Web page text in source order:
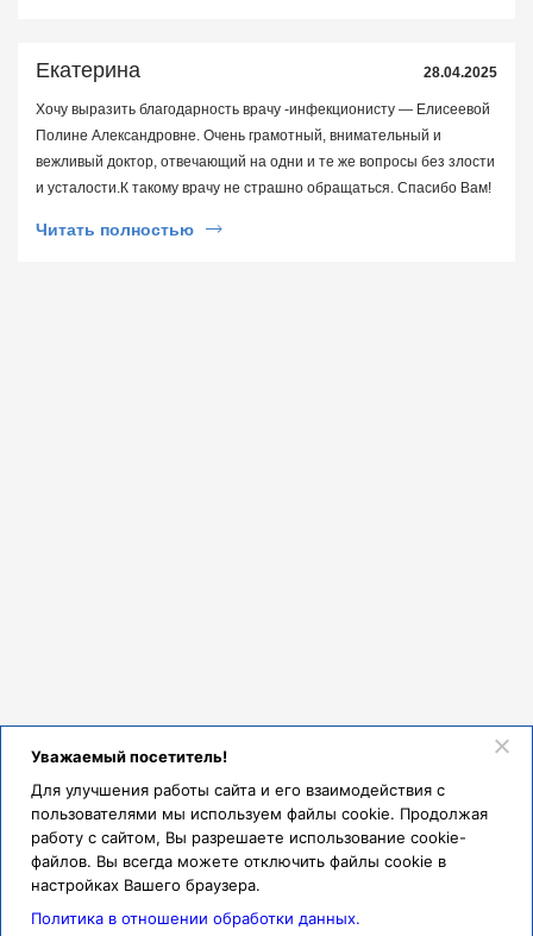
Екатерина 28.04.2025
Хочу выразить благодарность врачу -инфекционисту — Елисеевой
Полине Александровне. Очень грамотный, внимательный и
вежливый доктор, отвечающий на одни и те же вопросы без злости
и усталости.К такому врачу не страшно обращаться. Спасибо Вам!
Читать полностью
Уважаемый посетитель!
Для улучшения работы сайта и его взаимодействия с
пользователями мы используем файлы cookie. Продолжая
работу с сайтом, Вы разрешаете использование cookie-
файлов. Вы всегда можете отключить файлы cookie в
настройках Вашего браузера.
Политика в отношении обработки данных.